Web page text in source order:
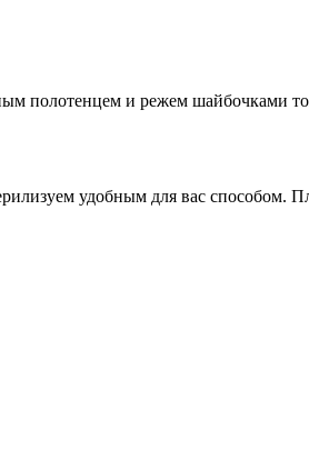
полотенцем и режем шайбочками
удобным для вас способом.